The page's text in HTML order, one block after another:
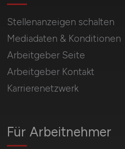
Für Arbeitnehmer
Stellenanzeigen schalten
Mediadaten & Konditionen
Arbeitgeber Seite
Arbeitgeber Kontakt
Karrierenetzwerk